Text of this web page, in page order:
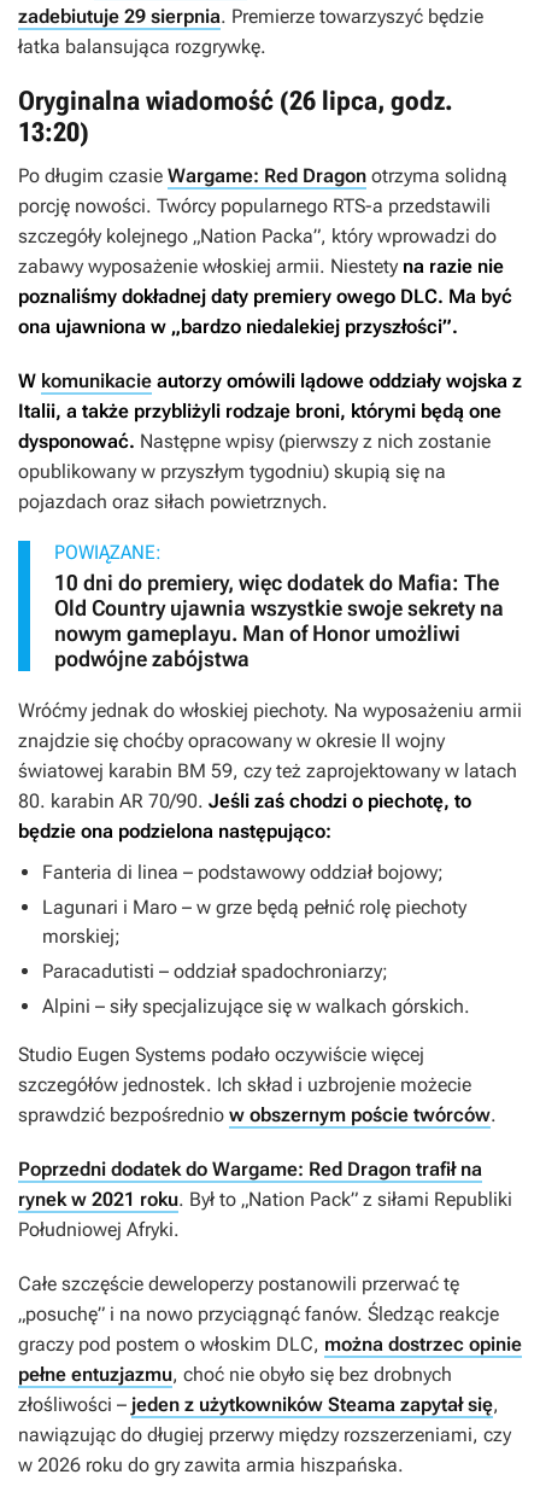
zadebiutuje 29 sierpnia. Premierze towarzyszyć będzie
łatka balansująca rozgrywkę.
Oryginalna wiadomość (26 lipca, godz.
13:20)
Po długim czasie Wargame: Red Dragon otrzyma solidną
porcję nowości. Twórcy popularnego RTS-a przedstawili
szczegóły kolejnego „Nation Packa”, który wprowadzi do
zabawy wyposażenie włoskiej armii. Niestety na razie nie
poznaliśmy dokładnej daty premiery owego DLC. Ma być
ona ujawniona w „bardzo niedalekiej przyszłości”.
W komunikacie autorzy omówili lądowe oddziały wojska z
Italii, a także przybliżyli rodzaje broni, którymi będą one
dysponować. Następne wpisy (pierwszy z nich zostanie
opublikowany w przyszłym tygodniu) skupią się na
pojazdach oraz siłach powietrznych.
POWIĄZANE:
10 dni do premiery, więc dodatek do Mafia: The
Old Country ujawnia wszystkie swoje sekrety na
nowym gameplayu. Man of Honor umożliwi
podwójne zabójstwa
Wróćmy jednak do włoskiej piechoty. Na wyposażeniu armii
znajdzie się choćby opracowany w okresie II wojny
światowej karabin BM 59, czy też zaprojektowany w latach
80. karabin AR 70/90. Jeśli zaś chodzi o piechotę, to
będzie ona podzielona następująco:
Fanteria di linea – podstawowy oddział bojowy;
Lagunari i Maro – w grze będą pełnić rolę piechoty
morskiej;
Paracadutisti – oddział spadochroniarzy;
Alpini – siły specjalizujące się w walkach górskich.
Studio Eugen Systems podało oczywiście więcej
szczegółów jednostek. Ich skład i uzbrojenie możecie
sprawdzić bezpośrednio w obszernym poście twórców.
Poprzedni dodatek do Wargame: Red Dragon trafił na
rynek w 2021 roku. Był to „Nation Pack” z siłami Republiki
Południowej Afryki.
Całe szczęście deweloperzy postanowili przerwać tę
„posuchę” i na nowo przyciągnąć fanów. Śledząc reakcje
graczy pod postem o włoskim DLC, można dostrzec opinie
pełne entuzjazmu, choć nie obyło się bez drobnych
złośliwości – jeden z użytkowników Steama zapytał się,
nawiązując do długiej przerwy między rozszerzeniami, czy
w 2026 roku do gry zawita armia hiszpańska.